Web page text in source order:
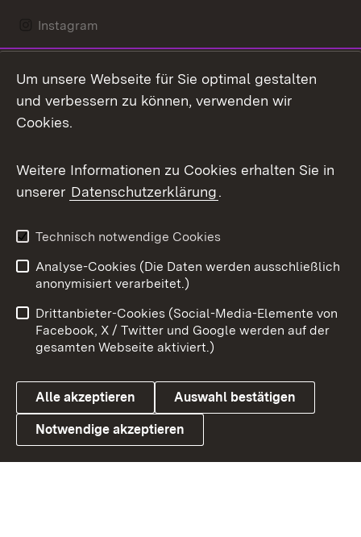
Instagram
Mastodon
Messenger
Social Wall
X / Twitter
Youtube
Link zum Landesportal
Benutzungshinweise
Barrierefreiheit
Datenschutz
Cookies
Um unsere Webseite für Sie optimal gestalten
und verbessern zu können, verwenden wir
Cookies.
Weitere Informationen zu Cookies erhalten Sie in
unserer Datenschutzerklärung.
Technisch notwendige Cookies
Analyse-Cookies (Die Daten werden ausschließlich
anonymisiert verarbeitet.)
Drittanbieter-Cookies (Social-Media-Elemente von
Facebook, X / Twitter und Google werden auf der
gesamten Webseite aktiviert.)
Alle akzeptieren Auswahl bestätigen
Notwendige akzeptieren